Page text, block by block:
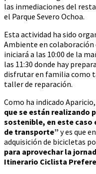
las inmediaciones del
el Parque Severo Ochoa.
Esta actividad ha sido
Ambiente en colaboración
iniciará a las 10:00 de la
las 11:30 donde hay
disfrutar en familia como
taller de reparación.
Como ha indicado Aparicio,
que se están realizando
sostenible, en este caso
de transporte” y es que
adquisición de bicicletas
para aprovechar la
Itinerario Ciclista